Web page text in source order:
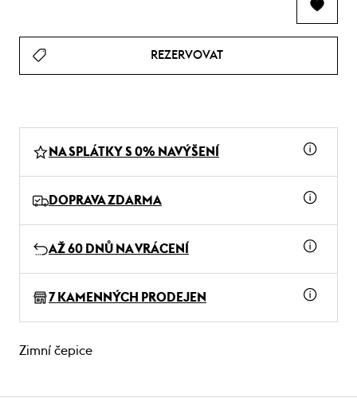
REZERVOVAT
NA SPLÁTKY S 0% NAVÝŠENÍ
DOPRAVA ZDARMA
AŽ 60 DNŮ NA VRÁCENÍ
7 KAMENNÝCH PRODEJEN
Zimní čepice